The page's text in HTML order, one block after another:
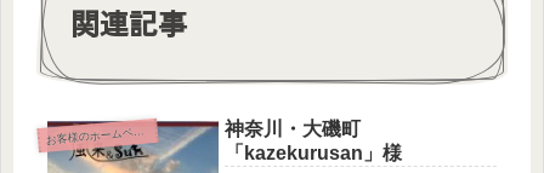
関連記事
お
客様のホームページ
神奈川・大磯町
「kazekurusan」様